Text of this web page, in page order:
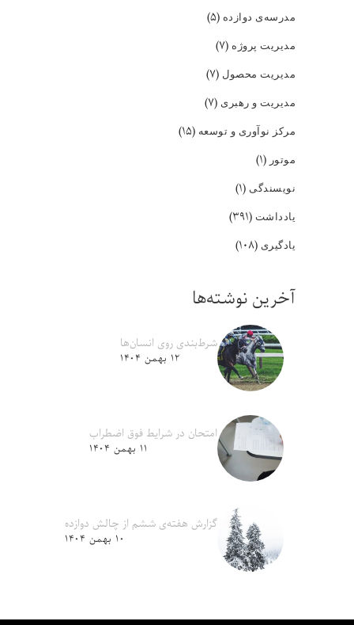
مدرسه‌ی دوازده (۵)
مدیریت پروژه (۷)
مدیریت محصول (۷)
مدیریت و رهبری (۷)
مرکز نوآوری و توسعه (۱۵)
موتور(۱)
نویسندگی (۱)
یادداشت (۳۹۱)
یادگیری (۱۰۸)
آخرین نوشته‌ها
شرط‌بندی روی انسان‌ها
۱۲ بهمن ۱۴۰۴
امتحان در شرایط فوق اضطراب
۱۱ بهمن ۱۴۰۴
گزارش هفته‌ی ششم از چالش دوازده
۱۰ بهمن ۱۴۰۴